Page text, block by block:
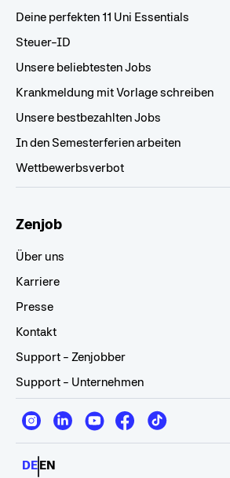
Deine perfekten 11 Uni Essentials
Steuer-ID
Unsere beliebtesten Jobs
Krankmeldung mit Vorlage schreiben
Unsere bestbezahlten Jobs
In den Semesterferien arbeiten
Wettbewerbsverbot
Zenjob
Über uns
Karriere
Presse
Kontakt
Support - Zenjobber
Support - Unternehmen
DEEN